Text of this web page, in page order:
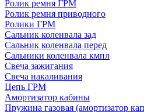
Ролик ремня ГРМ
Ролик ремня приводного
Ролики ГРМ
Сальник коленвала зад
Сальник коленвала перед
Сальники коленвала кмпл
Свеча зажигания
Свеча накаливания
Цепь ГРМ
Амортизатор кабины
Пружина газовая (амортизатор